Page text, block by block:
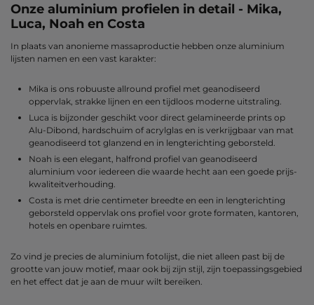
Onze aluminium profielen in detail - Mika,
Luca, Noah en Costa
In plaats van anonieme massaproductie hebben onze aluminium
lijsten namen en een vast karakter:
Mika is ons robuuste allround profiel met geanodiseerd
oppervlak, strakke lijnen en een tijdloos moderne uitstraling.
Luca is bijzonder geschikt voor direct gelamineerde prints op
Alu-Dibond, hardschuim of acrylglas en is verkrijgbaar van mat
geanodiseerd tot glanzend en in lengterichting geborsteld.
Noah is een elegant, halfrond profiel van geanodiseerd
aluminium voor iedereen die waarde hecht aan een goede prijs-
kwaliteitverhouding.
Costa is met drie centimeter breedte en een in lengterichting
geborsteld oppervlak ons profiel voor grote formaten, kantoren,
hotels en openbare ruimtes.
Zo vind je precies de aluminium fotolijst, die niet alleen past bij de
grootte van jouw motief, maar ook bij zijn stijl, zijn toepassingsgebied
en het effect dat je aan de muur wilt bereiken.